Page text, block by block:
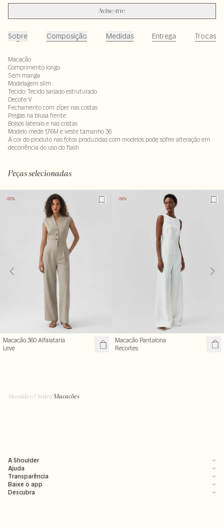
Avise-me
Sobre Composição Medidas Entrega Trocas
Macacão
Comprimento longo
Sem manga
Modelagem slim
Tecido: Tecido sarjado estruturado
Decote V
Fechamento com zíper nas costas
Pregas na blusa frente
Bolsos laterais e nas costas
Modelo mede 1,76M e veste tamanho 36
A cor do produto nas fotos produzidas com modelos pode sofrer alteração em
decorrência do uso do flash
Peças selecionadas
-50%
Macacão 360 Alfaiataria
Leve
-56%
Macacão Pantalona
Recortes
Shoulder/Outlet/Macacões
A Shoulder
Ajuda
Transparência
Baixe o app
Descubra